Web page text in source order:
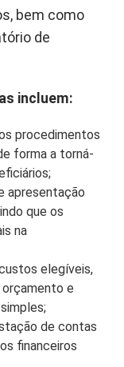
bem como
de
incluem:
procedimentos
forma a torná-
apresentação
que os
na
elegíveis,
e
de contas
financeiros